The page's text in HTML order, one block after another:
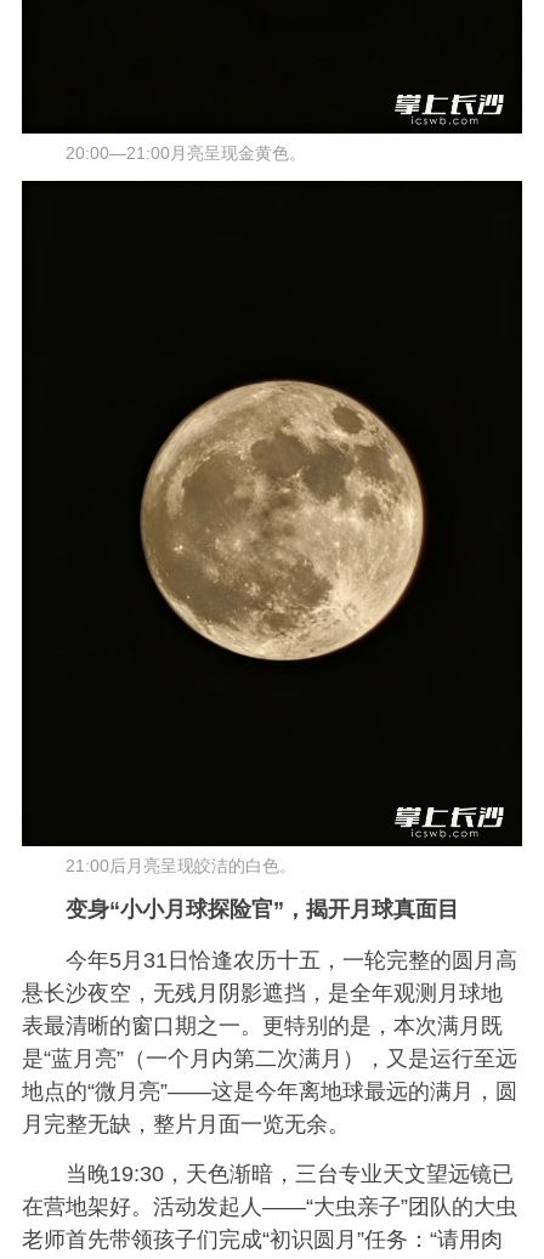
20:00—21:00月亮呈现金黄色。
21:00后月亮呈现皎洁的白色。
变身“小小月球探险官”，揭开月球真面目
今年5月31日恰逢农历十五，一轮完整的圆月高
悬长沙夜空，无残月阴影遮挡，是全年观测月球地
表最清晰的窗口期之一。更特别的是，本次满月既
是“蓝月亮”（一个月内第二次满月），又是运行至远
地点的“微月亮”——这是今年离地球最远的满月，圆
月完整无缺，整片月面一览无余。
当晚19:30，天色渐暗，三台专业天文望远镜已
在营地架好。活动发起人——“大虫亲子”团队的大虫
老师首先带领孩子们完成“初识圆月”任务：“请用肉